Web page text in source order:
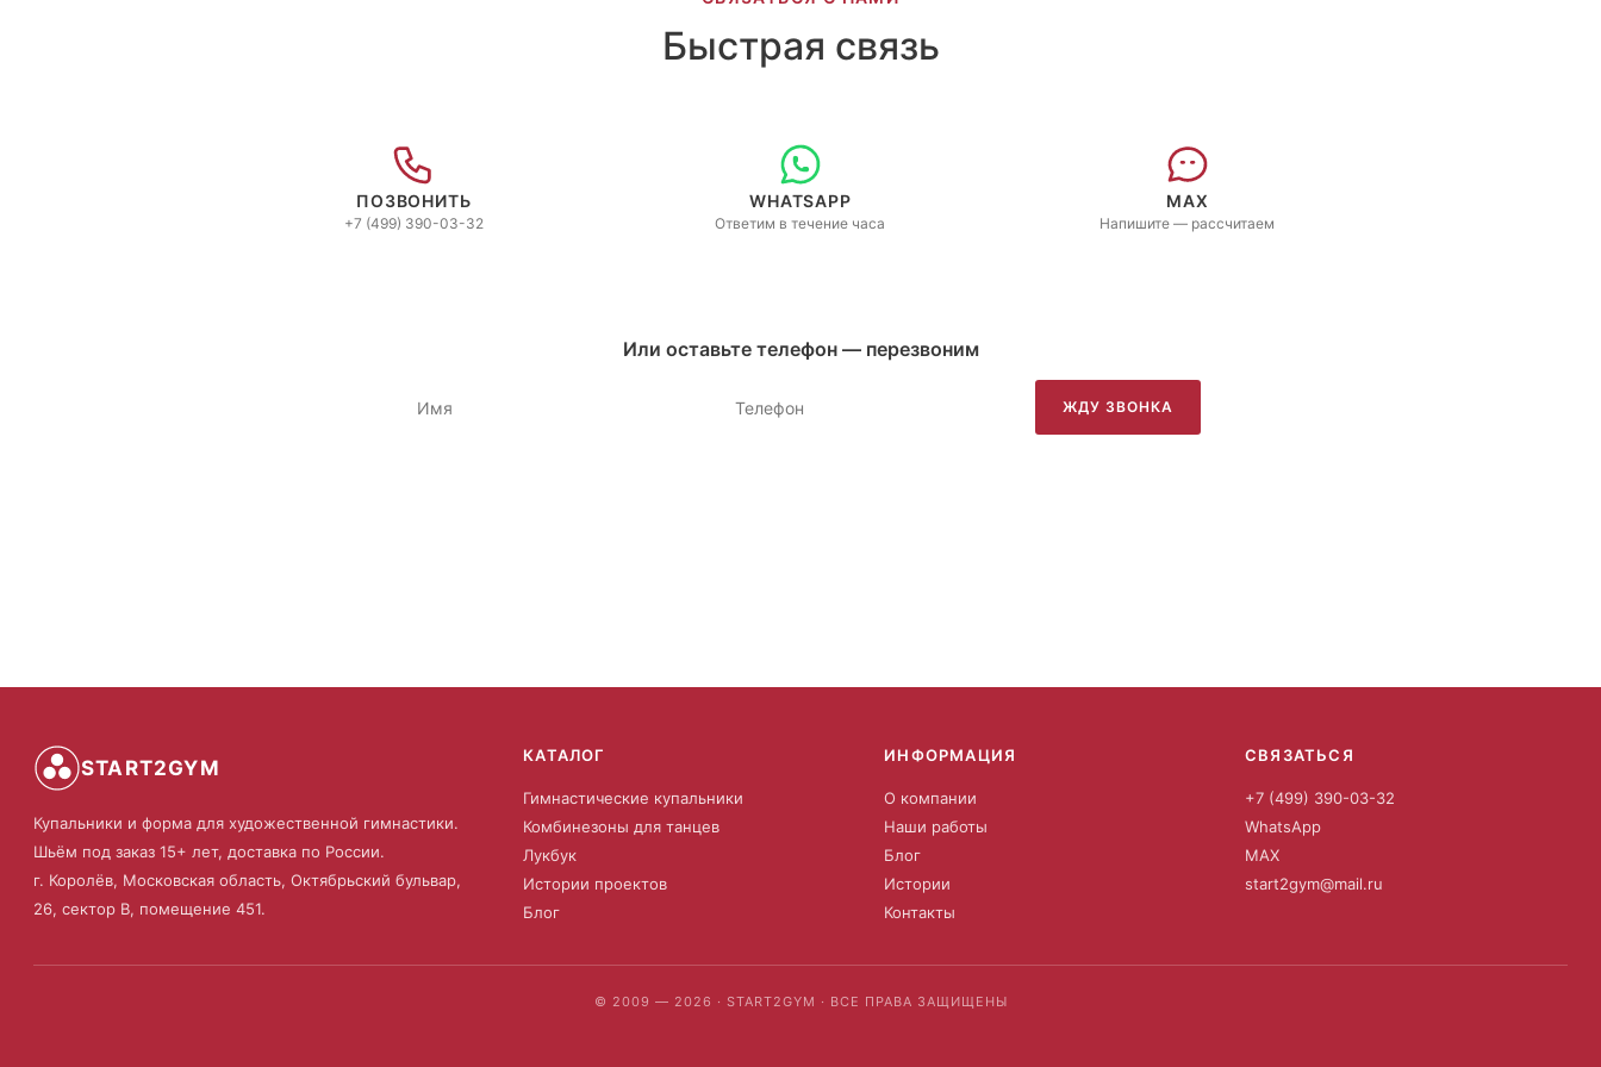
Быстрая связь
ПОЗВОНИТЬ
+7 (499) 390-03-32
WHATSAPP
Ответим в течение часа
MAX
Напишите — рассчитаем
Или оставьте телефон — перезвоним
ЖДУ ЗВОНКА
START2GYM
Купальники и форма для художественной гимнастики.
Шьём под заказ 15+ лет, доставка по России.
г. Королёв, Московская область, Октябрьский бульвар,
26, сектор В, помещение 451.
КАТАЛОГ
Гимнастические купальники
Комбинезоны для танцев
Лукбук
Истории проектов
Блог
ИНФОРМАЦИЯ
О компании
Наши работы
Блог
Истории
Контакты
СВЯЗАТЬСЯ
+7 (499) 390-03-32
WhatsApp
MAX
start2gym@mail.ru
© 2009 — 2026 · START2GYM · ВСЕ ПРАВА ЗАЩИЩЕНЫ